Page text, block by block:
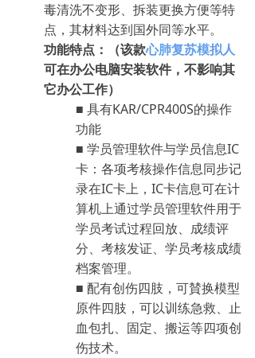
毒清洗不变形、拆装更换方便等特
点，其材料达到国外同等水平。
功能特点：（该款心肺复苏模拟人
可在办公电脑安装软件，不影响其
它办公工作）
■ 具有KAR/CPR400S的操作
功能
■ 学员管理软件与学员信息IC
卡：各项考核操作信息同步记
录在IC卡上，IC卡信息可在计
算机上通过学员管理软件用于
学员考试过程回放、成绩评
分、考核发证、学员考核成绩
档案管理。
■ 配有创伤四肢，可賛换模型
原件四肢，可以训练急救、止
血包扎、固定、搬运等四项创
伤技术。